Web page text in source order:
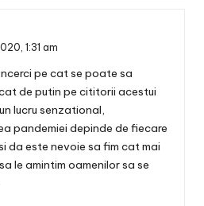
1:31 am
pe cat se poate sa
de putin pe cititorii acestui
lucru senzational,
pandemiei depinde de fiecare
da este nevoie sa fim cat mai
le amintim oamenilor sa se